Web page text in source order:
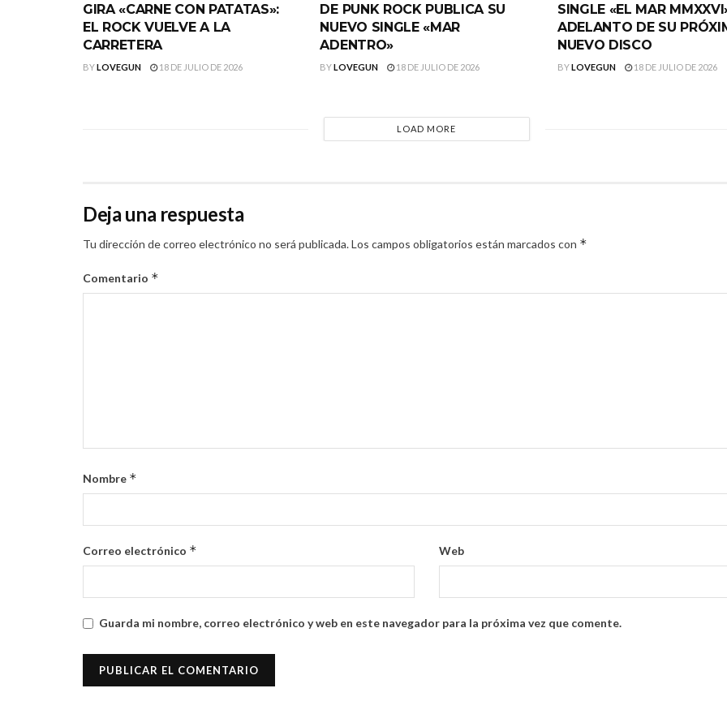
GIRA «CARNE CON PATATAS»:
EL ROCK VUELVE A LA
CARRETERA
BYLOVEGUN 18 DE JULIO DE 2026
DE PUNK ROCK PUBLICA SU
NUEVO SINGLE «MAR
ADENTRO»
BYLOVEGUN 18 DE JULIO DE 2026
SINGLE «EL MAR
ADELANTO DE SU
NUEVO DISCO
BYLOVEGUN 18 DE JULIO DE 2026
LOAD MORE
Deja una respuesta
Tu dirección de correo electrónico no será publicada.Los campos obligatorios están marcados con *
Comentario *
Nombre *
Correo electrónico * Web
Guarda mi nombre, correo electrónico y web en este navegador para la próxima vez que comente.